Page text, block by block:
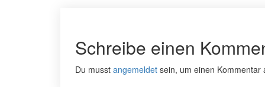
Schreibe einen
Du musst angemeldet sein, um einen Kommentar